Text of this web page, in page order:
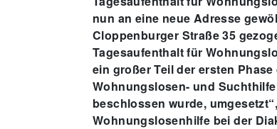
nun an eine neue Adresse
Cloppenburger Straße 35
Tagesaufenthalt für
ein großer Teil der ersten
Wohnungslosen- und
beschlossen wurde,
Wohnungslosenhilfe bei der